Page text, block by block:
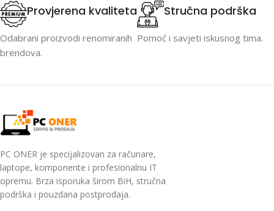
Provjerena kvaliteta
Odabrani proizvodi renomiranih
brendova.
Stručna podrška
Pomoć i savjeti iskusnog tima.
PC ONER je specijalizovan za računare,
laptope, komponente i profesionalnu IT
opremu. Brza isporuka širom BiH, stručna
podrška i pouzdana postprodaja.